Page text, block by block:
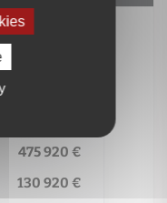
Emissions
performant
C
475 920 €
130 920 €